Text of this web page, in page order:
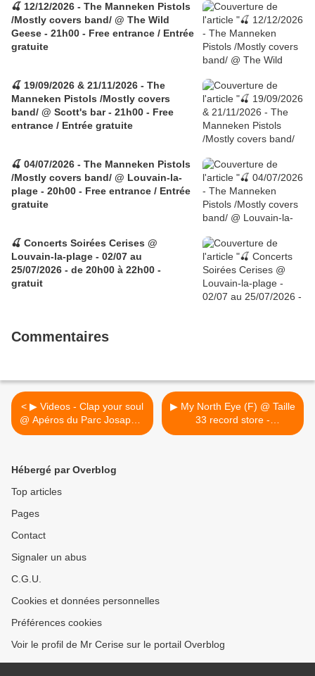
🍒 12/12/2026 - The Manneken Pistols
/Mostly covers band/ @ The Wild
Geese - 21h00 - Free entrance / Entrée
gratuite
🍒 19/09/2026 & 21/11/2026 - The
Manneken Pistols /Mostly covers
band/ @ Scott's bar - 21h00 - Free
entrance / Entrée gratuite
🍒 04/07/2026 - The Manneken Pistols
/Mostly covers band/ @ Louvain-la-
plage - 20h00 - Free entrance / Entrée
gratuite
🍒 Concerts Soirées Cerises @
Louvain-la-plage - 02/07 au
25/07/2026 - de 20h00 à 22h00 -
gratuit
Commentaires
< ▶ Videos - Clap your soul
@ Apéros du Parc Josaphat
/ Ecuries van de tram -
▶ My North Eye (F) @ Taille
33 record store -
25/02/2017 >
Hébergé par Overblog
Top articles
Pages
Contact
Signaler un abus
C.G.U.
Cookies et données personnelles
Préférences cookies
Voir le profil de Mr Cerise sur le portail Overblog